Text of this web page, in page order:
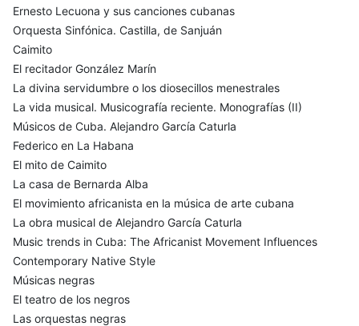
Ernesto Lecuona y sus canciones cubanas
Orquesta Sinfónica. Castilla, de Sanjuán
Caimito
El recitador González Marín
La divina servidumbre o los diosecillos menestrales
La vida musical. Musicografía reciente. Monografías (II)
Músicos de Cuba. Alejandro García Caturla
Federico en La Habana
El mito de Caimito
La casa de Bernarda Alba
El movimiento africanista en la música de arte cubana
La obra musical de Alejandro García Caturla
Music trends in Cuba: The Africanist Movement Influences
Contemporary Native Style
Músicas negras
El teatro de los negros
Las orquestas negras